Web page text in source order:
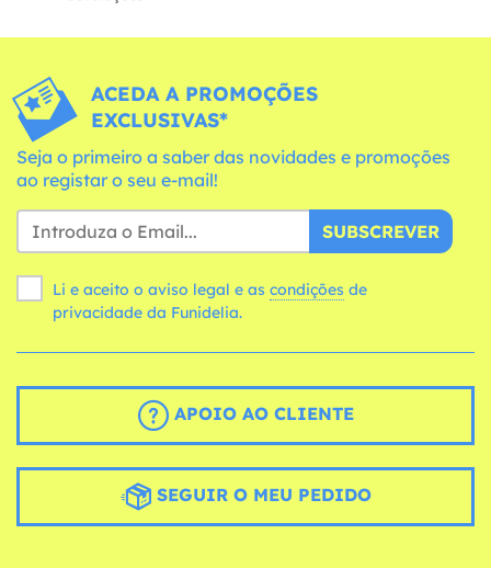
ACEDA A PROMOÇÕES
EXCLUSIVAS*
Seja o primeiro a saber das novidades e promoções
ao registar o seu e-mail!
SUBSCREVER
Li e aceito o aviso legal e as condições
privacidade da Funidelia.
APOIO AO CLIENTE
SEGUIR O MEU PEDIDO